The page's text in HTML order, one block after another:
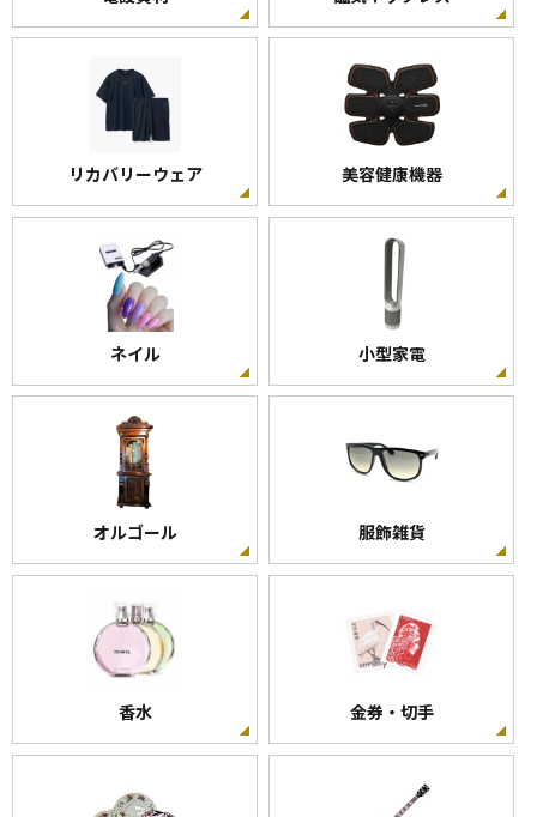
リカバリーウェア 美容健康機器
ネイル 小型家電
オルゴール 服飾雑貨
香水 金券・切手